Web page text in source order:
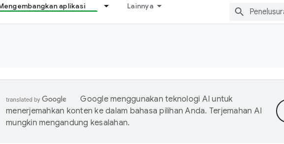
aplikasi Lainnya
Google menggunakan teknologi AI untuk
menerjemahkan konten ke dalam bahasa pilihan Anda. Terjemahan AI
mungkin mengandung kesalahan.